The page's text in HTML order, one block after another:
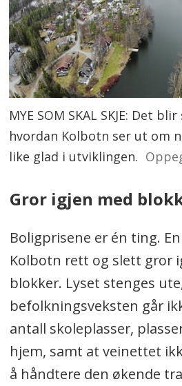
MYE SOM SKAL SKJE: Det
hvordan Kolbotn ser ut om
like glad i utviklingen.
Gror igjen med
Boligprisene er én ting.
Kolbotn rett og slett gror
blokker. Lyset stenges
befolkningsveksten går
antall skoleplasser,
hjem, samt at veinettet
å håndtere den økende